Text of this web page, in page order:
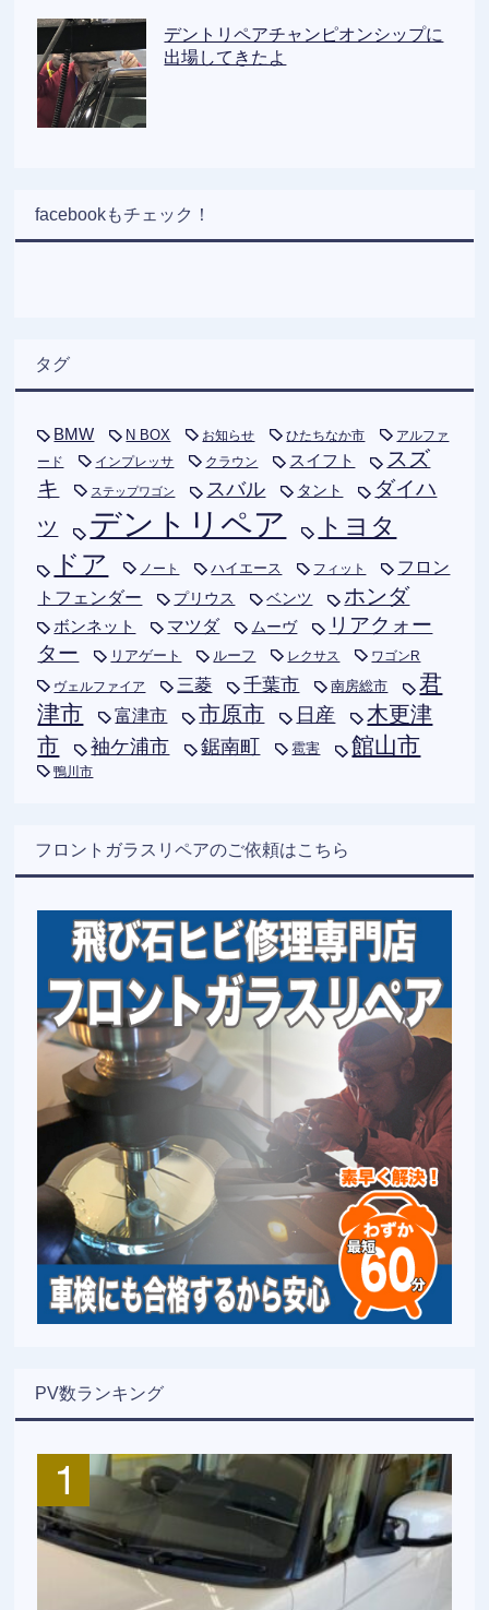
デントリペアチャンピオンシップに
出場してきたよ
facebookもチェック！
タグ
BMW N BOX お知らせ ひたちなか市
アルファ
ード
インプレッサ クラウン スイフト
スズ
キ
ステップワゴン スバル タント
ダイハ
ツ
デントリペア
トヨタ
ドア
ノート ハイエース フィット
フロン
トフェンダー
プリウス ベンツ ホンダ
ボンネット マツダ ムーヴ
リアクォー
ター
リアゲート ルーフ レクサス ワゴンR
ヴェルファイア 三菱 千葉市 南房総市
君
津市
富津市 市原市 日産
木更津
市
袖ケ浦市 鋸南町 雹害 館山市
鴨川市
フロントガラスリペアのご依頼はこちら
PV数ランキング